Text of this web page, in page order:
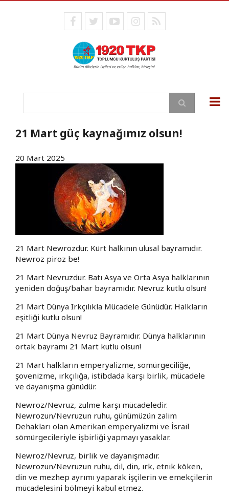
facebooktwitteryoutubeinstagram
RSS
Ara
21 Mart güç kaynağımız olsun!
20 Mart 2025
21 Mart Newrozdur. Kürt halkının ulusal bayramıdır.
Newroz piroz be!
21 Mart Nevruzdur. Batı Asya ve Orta Asya halklarının
yeniden doğuş/bahar bayramıdır. Nevruz kutlu olsun!
21 Mart Dünya Irkçılıkla Mücadele Günüdür. Halkların
eşitliği kutlu olsun!
21 Mart Dünya Nevruz Bayramıdır. Dünya halklarının
ortak bayramı 21 Mart kutlu olsun!
21 Mart halkların emperyalizme, sömürgeciliğe,
şovenizme, ırkçılığa, istibdada karşı birlik, mücadele
ve dayanışma günüdür.
Newroz/Nevruz, zulme karşı mücadeledir.
Newrozun/Nevruzun ruhu, günümüzün zalim
Dehakları olan Amerikan emperyalizmi ve İsrail
sömürgecileriyle işbirliği yapmayı yasaklar.
Newroz/Nevruz, birlik ve dayanışmadır.
Newrozun/Nevruzun ruhu, dil, din, ırk, etnik köken,
din ve mezhep ayrımı yaparak işçilerin ve emekçilerin
mücadelesini bölmeyi kabul etmez.